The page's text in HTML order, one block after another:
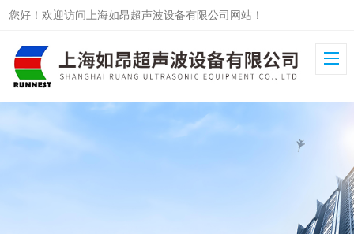
您好！欢迎访问上海如昂超声波设备有限公司网站！